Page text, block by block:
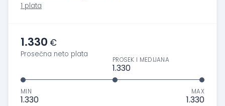
1 plata
1.330 €
Prosečna neto plata
MIN
1.330
PROSEK I MEDIJANA
1.330
MAX
1.330